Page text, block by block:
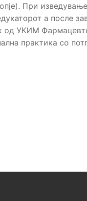
При
а после
од УКИМ
практика со